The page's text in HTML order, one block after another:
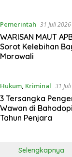
Pemerintah 31 Juli 2026
WARISAN MAUT
Sorot Kelebihan
Morowali
Hukum, Kriminal 31
3 Tersangka
Wawan di
Tahun Penjara
Selengkapnya